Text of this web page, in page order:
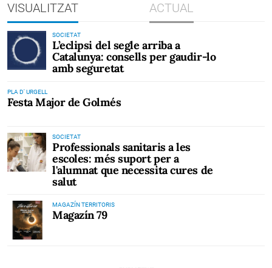
VISUALITZAT ACTUAL
SOCIETAT
L’eclipsi del segle arriba a
Catalunya: consells per gaudir-lo
amb seguretat
PLA D' URGELL
Festa Major de Golmés
SOCIETAT
Professionals sanitaris a les
escoles: més suport per a
l'alumnat que necessita cures de
salut
MAGAZÍN TERRITORIS
Magazín 79